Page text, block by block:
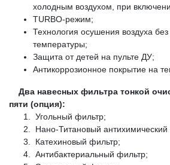
холодным воздухом, при
TURBO-режим;
Технология осушения воздуха
температуры;
Защита от детей на пульте ДУ;
Антикоррозионное покрытие на
Два навесных фильтра тонкой
пяти (опция):
Угольный фильтр;
Нано-Титановый антихимический
Катехиновый фильтр;
Антибактериальный фильтр;